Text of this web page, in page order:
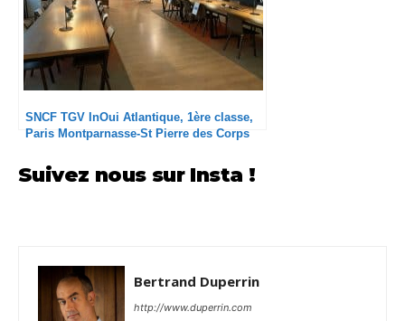
SNCF TGV InOui Atlantique, 1ère classe,
Paris Montparnasse-St Pierre des Corps
Suivez nous sur Insta !
Bertrand Duperrin
http://www.duperrin.com